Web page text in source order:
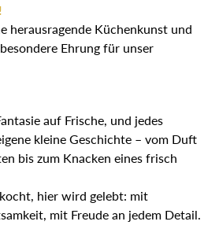
herausragende Küchenkunst und
Ehrung für unser
auf Frische, und jedes
kleine Geschichte – vom Duft
bis zum Knacken eines frisch
hier wird gelebt: mit
mit Freude an jedem Detail.